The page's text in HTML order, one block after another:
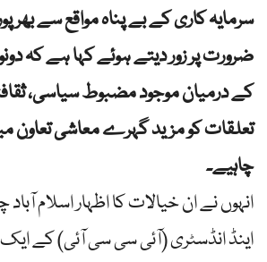
سرمایہ کاری کے بے پناہ مواقع سے
ضرورت پر زور دیتے ہوئے کہا ہے کہ
کے درمیان موجود مضبوط سیاسی،
تعلقات کو مزید گہرے معاشی تعاون
چاہیے۔
انہوں نے ان خیالات کا اظہار اسلام
اینڈ انڈسٹری (آئی سی سی آئی) کے